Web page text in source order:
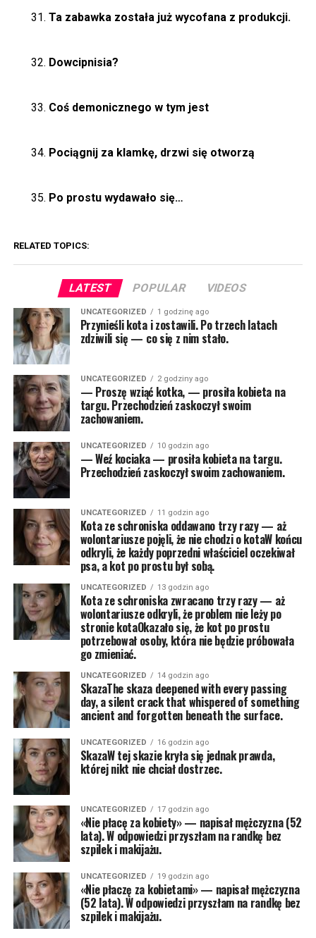
Ta zabawka została już wycofana z produkcji.
Dowcipnisia?
Coś demonicznego w tym jest
Pociągnij za klamkę, drzwi się otworzą
Po prostu wydawało się…
RELATED TOPICS:
LATEST POPULAR VIDEOS
UNCATEGORIZED 1 godzinę ago
Przynieśli kota i zostawili. Po trzech latach
zdziwili się — co się z nim stało.
UNCATEGORIZED 2 godziny ago
— Proszę wziąć kotka, — prosiła kobieta na
targu. Przechodzień zaskoczył swoim
zachowaniem.
UNCATEGORIZED 10 godzin ago
— Weź kociaka — prosiła kobieta na targu.
Przechodzień zaskoczył swoim zachowaniem.
UNCATEGORIZED 11 godzin ago
Kota ze schroniska oddawano trzy razy — aż
wolontariusze pojęli, że nie chodzi o kotaW końcu
odkryli, że każdy poprzedni właściciel oczekiwał
psa, a kot po prostu był sobą.
UNCATEGORIZED 13 godzin ago
Kota ze schroniska zwracano trzy razy — aż
wolontariusze odkryli, że problem nie leży po
stronie kotaOkazało się, że kot po prostu
potrzebował osoby, która nie będzie próbowała
go zmieniać.
UNCATEGORIZED 14 godzin ago
SkazaThe skaza deepened with every passing
day, a silent crack that whispered of something
ancient and forgotten beneath the surface.
UNCATEGORIZED 16 godzin ago
SkazaW tej skazie kryła się jednak prawda,
której nikt nie chciał dostrzec.
UNCATEGORIZED 17 godzin ago
«Nie płacę za kobiety» — napisał mężczyzna (52
lata). W odpowiedzi przyszłam na randkę bez
szpilek i makijażu.
UNCATEGORIZED 19 godzin ago
«Nie płaczę za kobietami» — napisał mężczyzna
(52 lata). W odpowiedzi przyszłam na randkę bez
szpilek i makijażu.